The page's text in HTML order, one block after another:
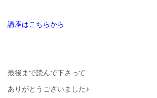
講座はこちらから
最後まで読んで下さって
ありがとうございました♪